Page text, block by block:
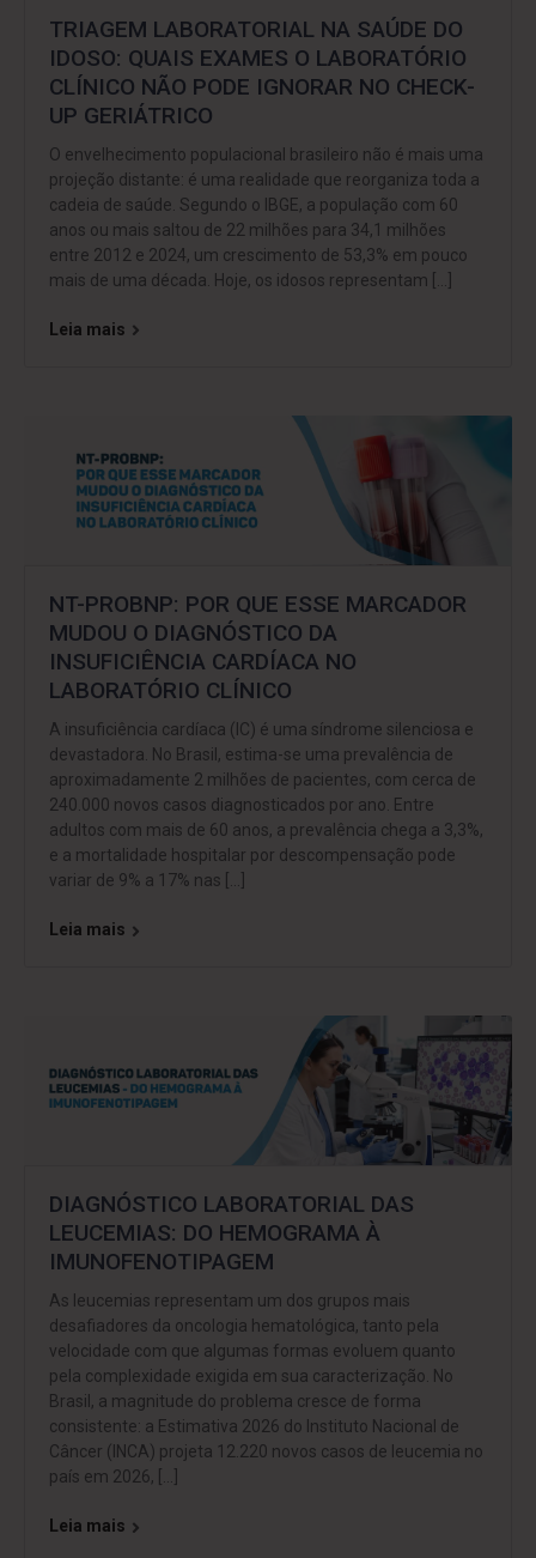
TRIAGEM LABORATORIAL NA SAÚDE DO
IDOSO: QUAIS EXAMES O LABORATÓRIO
CLÍNICO NÃO PODE IGNORAR NO CHECK-
UP GERIÁTRICO
O envelhecimento populacional brasileiro não é mais uma
projeção distante: é uma realidade que reorganiza toda a
cadeia de saúde. Segundo o IBGE, a população com 60
anos ou mais saltou de 22 milhões para 34,1 milhões
entre 2012 e 2024, um crescimento de 53,3% em pouco
mais de uma década. Hoje, os idosos representam […]
Leia mais
NT-PROBNP: POR QUE ESSE MARCADOR
MUDOU O DIAGNÓSTICO DA
INSUFICIÊNCIA CARDÍACA NO
LABORATÓRIO CLÍNICO
A insuficiência cardíaca (IC) é uma síndrome silenciosa e
devastadora. No Brasil, estima-se uma prevalência de
aproximadamente 2 milhões de pacientes, com cerca de
240.000 novos casos diagnosticados por ano. Entre
adultos com mais de 60 anos, a prevalência chega a 3,3%,
e a mortalidade hospitalar por descompensação pode
variar de 9% a 17% nas […]
Leia mais
DIAGNÓSTICO LABORATORIAL DAS
LEUCEMIAS: DO HEMOGRAMA À
IMUNOFENOTIPAGEM
As leucemias representam um dos grupos mais
desafiadores da oncologia hematológica, tanto pela
velocidade com que algumas formas evoluem quanto
pela complexidade exigida em sua caracterização. No
Brasil, a magnitude do problema cresce de forma
consistente: a Estimativa 2026 do Instituto Nacional de
Câncer (INCA) projeta 12.220 novos casos de leucemia no
país em 2026, […]
Leia mais